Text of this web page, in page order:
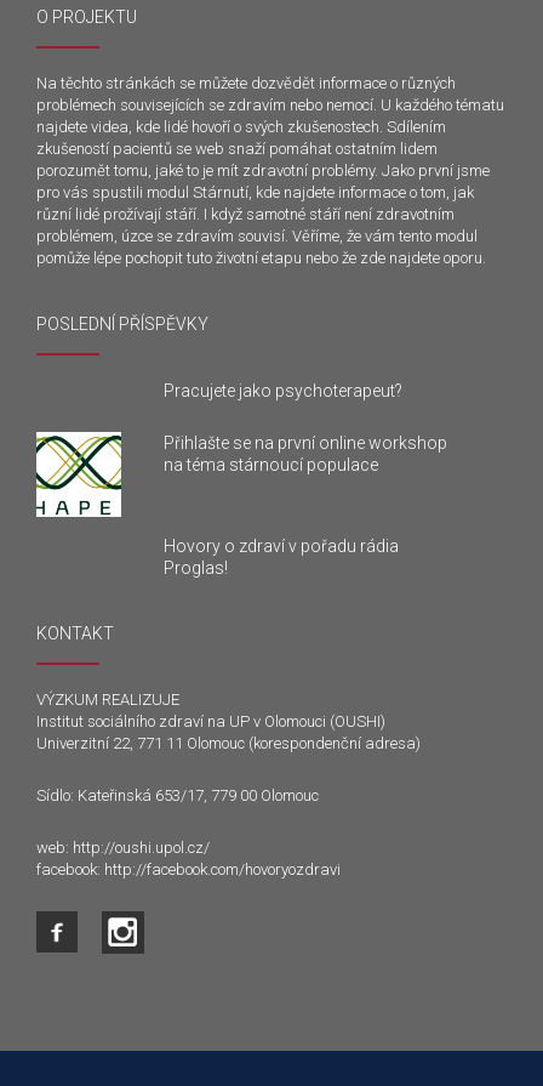
O PROJEKTU
Na těchto stránkách se můžete dozvědět informace o různých
problémech souvisejících se zdravím nebo nemocí. U každého tématu
najdete videa, kde lidé hovoří o svých zkušenostech. Sdílením
zkušeností pacientů se web snaží pomáhat ostatním lidem
porozumět tomu, jaké to je mít zdravotní problémy. Jako první jsme
pro vás spustili modul Stárnutí, kde najdete informace o tom, jak
různí lidé prožívají stáří. I když samotné stáří není zdravotním
problémem, úzce se zdravím souvisí. Věříme, že vám tento modul
pomůže lépe pochopit tuto životní etapu nebo že zde najdete oporu.
POSLEDNÍ PŘÍSPĚVKY
Pracujete jako psychoterapeut?
Přihlašte se na první online workshop
na téma stárnoucí populace
Hovory o zdraví v pořadu rádia
Proglas!
KONTAKT
VÝZKUM REALIZUJE
Institut sociálního zdraví na UP v Olomouci (OUSHI)
Univerzitní 22, 771 11 Olomouc (korespondenční adresa)
Sídlo: Kateřinská 653/17, 779 00 Olomouc
web: http://oushi.upol.cz/
facebook: http://facebook.com/hovoryozdravi